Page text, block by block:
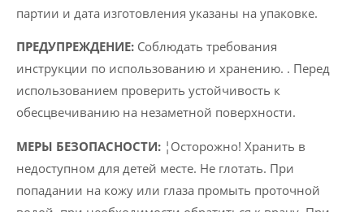
партии и дата изготовления указаны на упаковке.
ПРЕДУПРЕЖДЕНИЕ: Соблюдать требования
инструкции по использованию и хранению. . Перед
использованием проверить устойчивость к
обесцвечиванию на незаметной поверхности.
МЕРЫ БЕЗОПАСНОСТИ: ¦Осторожно! Хранить в
недоступном для детей месте. Не глотать. При
попадании на кожу или глаза промыть проточной